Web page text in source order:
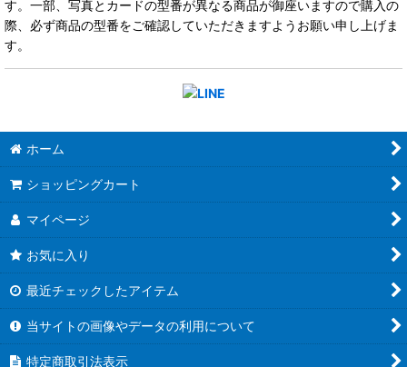
す。一部、写真とカードの型番が異なる商品が御座いますので購入の
際、必ず商品の型番をご確認していただきますようお願い申し上げま
す。
ホーム
ショッピングカート
マイページ
お気に入り
最近チェックしたアイテム
当サイトの画像やデータの利用について
特定商取引法表示